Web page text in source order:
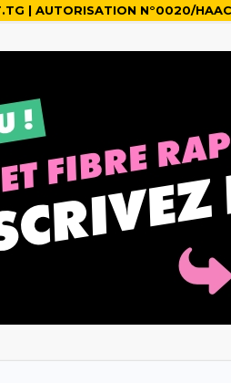
| AUTORISATION N°0020/